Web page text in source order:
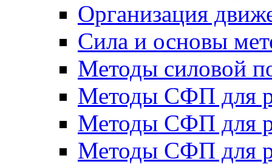
Организация
Сила и основы
Методы силовой
Методы СФП для
Методы СФП для
Методы СФП для